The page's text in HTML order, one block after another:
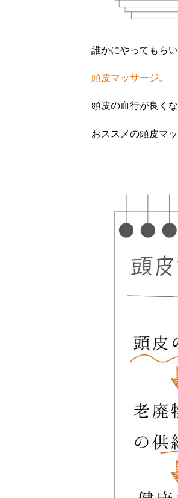
誰かにやってもら
頭皮マッサージ。
頭皮の血行が良く
おススメの頭皮マ